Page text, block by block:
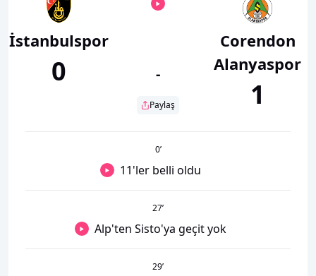
İstanbulspor
0 -
Paylaş
Corendon
Alanyaspor
1
0’
11'ler belli oldu
27’
Alp'ten Sisto'ya geçit yok
29’